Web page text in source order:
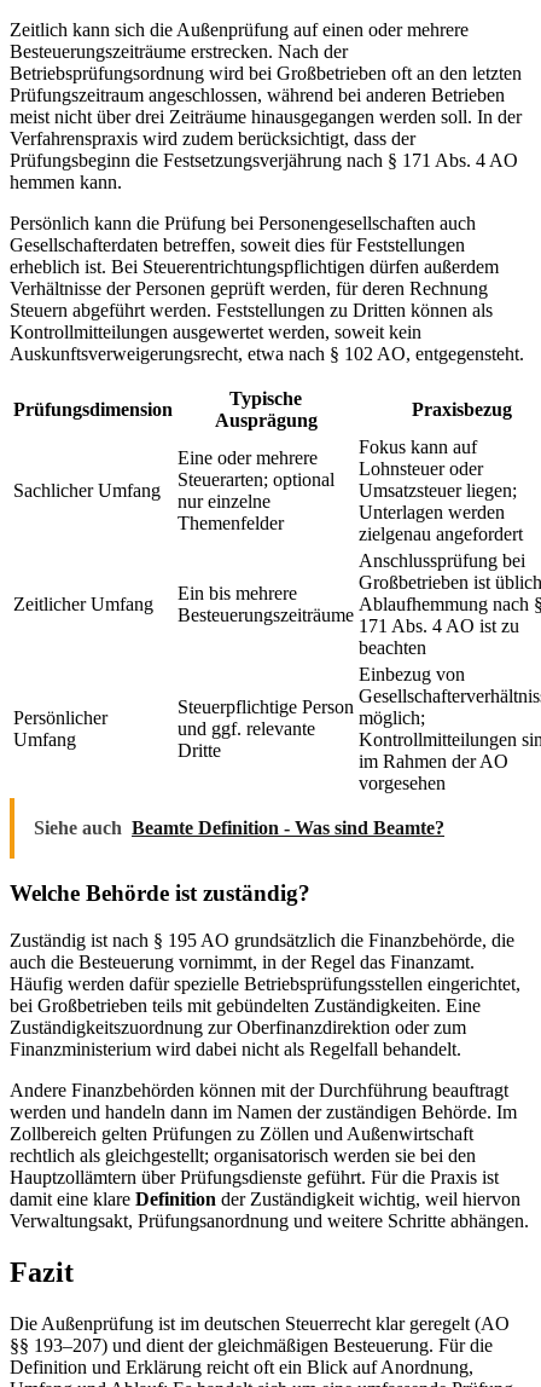
Zeitlich kann sich die Außenprüfung auf einen oder mehrere
Besteuerungszeiträume erstrecken. Nach der
Betriebsprüfungsordnung wird bei Großbetrieben oft an den letzten
Prüfungszeitraum angeschlossen, während bei anderen Betrieben
meist nicht über drei Zeiträume hinausgegangen werden soll. In der
Verfahrenspraxis wird zudem berücksichtigt, dass der
Prüfungsbeginn die Festsetzungsverjährung nach § 171 Abs. 4 AO
hemmen kann.
Persönlich kann die Prüfung bei Personengesellschaften auch
Gesellschafterdaten betreffen, soweit dies für Feststellungen
erheblich ist. Bei Steuerentrichtungspflichtigen dürfen außerdem
Verhältnisse der Personen geprüft werden, für deren Rechnung
Steuern abgeführt werden. Feststellungen zu Dritten können als
Kontrollmitteilungen ausgewertet werden, soweit kein
Auskunftsverweigerungsrecht, etwa nach § 102 AO, entgegensteht.
Prüfungsdimension
Typische
Ausprägung
Praxisbezug
Sachlicher Umfang
Eine oder mehrere
Steuerarten; optional
nur einzelne
Themenfelder
Fokus kann auf
Lohnsteuer oder
Umsatzsteuer liegen;
Unterlagen werden
zielgenau angefordert
Zeitlicher Umfang
Ein bis mehrere
Besteuerungszeiträume
Anschlussprüfung bei
Großbetrieben ist
Ablaufhemmung nach
171 Abs. 4 AO ist zu
beachten
Persönlicher
Umfang
Steuerpflichtige Person
und ggf. relevante
Dritte
Einbezug von
möglich;
Kontrollmitteilungen
im Rahmen der AO
vorgesehen
Siehe auch Beamte Definition - Was sind Beamte?
Welche Behörde ist zuständig?
Zuständig ist nach § 195 AO grundsätzlich die Finanzbehörde, die
auch die Besteuerung vornimmt, in der Regel das Finanzamt.
Häufig werden dafür spezielle Betriebsprüfungsstellen eingerichtet,
bei Großbetrieben teils mit gebündelten Zuständigkeiten. Eine
Zuständigkeitszuordnung zur Oberfinanzdirektion oder zum
Finanzministerium wird dabei nicht als Regelfall behandelt.
Andere Finanzbehörden können mit der Durchführung beauftragt
werden und handeln dann im Namen der zuständigen Behörde. Im
Zollbereich gelten Prüfungen zu Zöllen und Außenwirtschaft
rechtlich als gleichgestellt; organisatorisch werden sie bei den
Hauptzollämtern über Prüfungsdienste geführt. Für die Praxis ist
damit eine klare Definition der Zuständigkeit wichtig, weil hiervon
Verwaltungsakt, Prüfungsanordnung und weitere Schritte abhängen.
Fazit
Die Außenprüfung ist im deutschen Steuerrecht klar geregelt (AO
§§ 193–207) und dient der gleichmäßigen Besteuerung. Für die
Definition und Erklärung reicht oft ein Blick auf Anordnung,